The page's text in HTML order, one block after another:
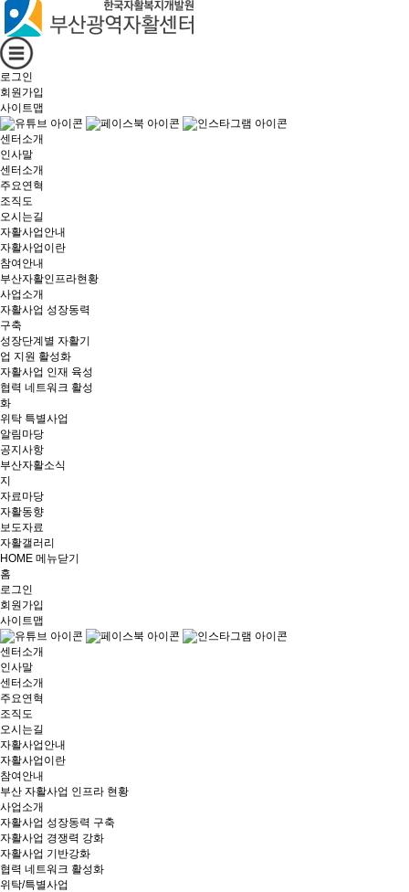
로그인
회원가입
사이트맵
센터소개
인사말
센터소개
주요연혁
조직도
오시는길
자활사업안내
자활사업이란
참여안내
부산자활인프라현황
사업소개
자활사업 성장동력
구축
성장단계별 자활기
업 지원 활성화
자활사업 인재 육성
협력 네트워크 활성
화
위탁 특별사업
알림마당
공지사항
부산자활소식
지
자료마당
자활동향
보도자료
자활갤러리
HOME 메뉴닫기
홈
로그인
회원가입
사이트맵
센터소개
인사말
센터소개
주요연혁
조직도
오시는길
자활사업안내
자활사업이란
참여안내
부산 자활사업 인프라 현황
사업소개
자활사업 성장동력 구축
자활사업 경쟁력 강화
자활사업 기반강화
협력 네트워크 활성화
위탁/특별사업